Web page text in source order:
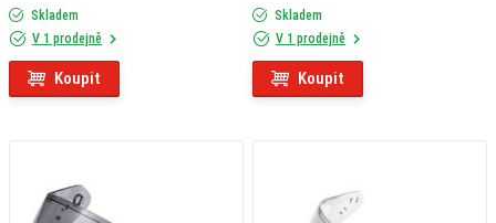
Skladem
V 1 prodejně
Koupit
Skladem
V 1 prodejně
Koupit